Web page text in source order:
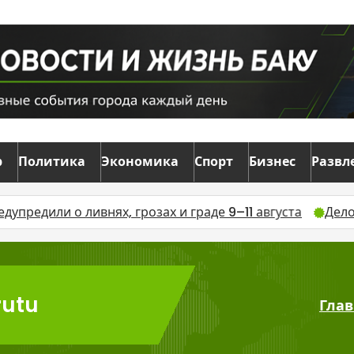
Политика Экономика Спорт Бизнес
о ливнях, грозах и граде 9–11 августа Дело о